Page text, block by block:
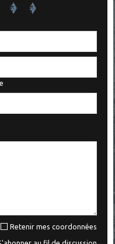
Retenir mes coordonnées